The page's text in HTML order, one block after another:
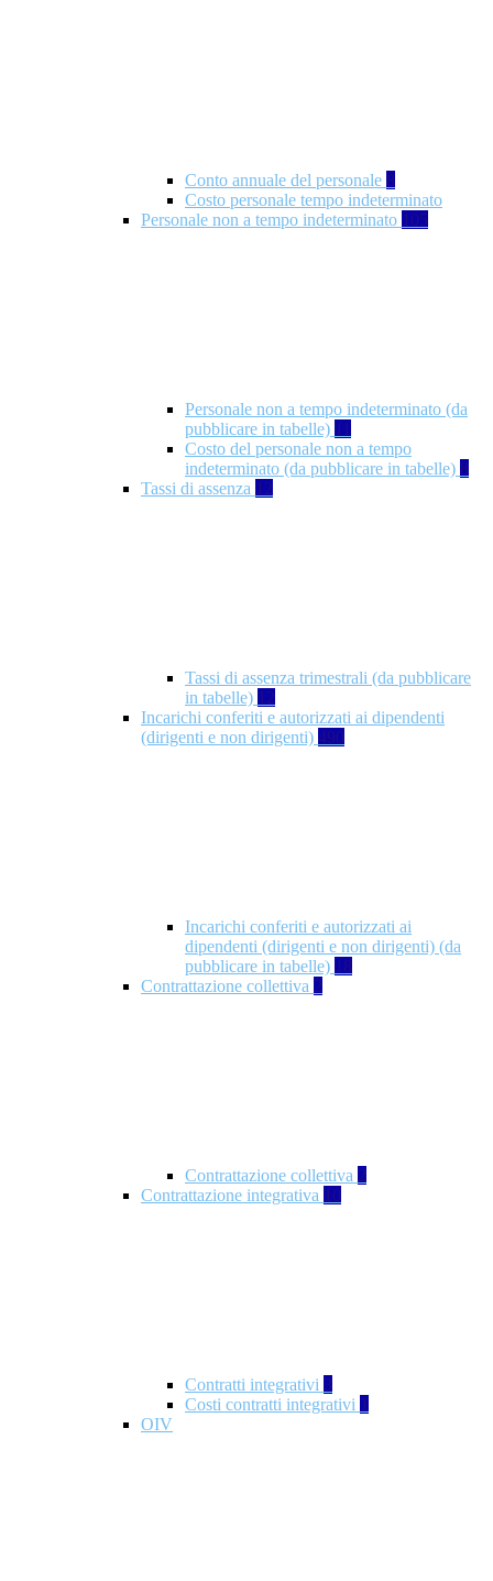
Conto annuale del personale 8
Costo personale tempo indeterminato
Personale non a tempo indeterminato 105
Personale non a tempo indeterminato (da
pubblicare in tabelle) 11
Costo del personale non a tempo
indeterminato (da pubblicare in tabelle) 8
Tassi di assenza 12
Tassi di assenza trimestrali (da pubblicare
in tabelle) 12
Incarichi conferiti e autorizzati ai dipendenti
(dirigenti e non dirigenti) 490
Incarichi conferiti e autorizzati ai
dipendenti (dirigenti e non dirigenti) (da
pubblicare in tabelle) 18
Contrattazione collettiva 2
Contrattazione collettiva 2
Contrattazione integrativa 10
Contratti integrativi 3
Costi contratti integrativi 1
OIV